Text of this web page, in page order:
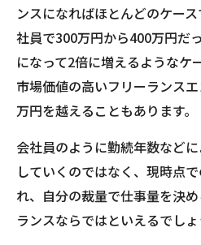
ンスになればほとんどのケー
社員で300万円から400万円だ
になって2倍に増えるようなケ
市場価値の高いフリーランス
万円を越えることもあります。
会社員のように勤続年数など
していくのではなく、現時点
れ、自分の裁量で仕事量を決
ランスならではといえるでしょ